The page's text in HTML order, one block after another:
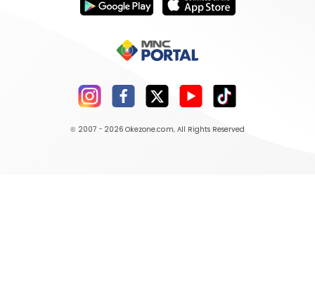
© 2007 - 2026 Okezone.com, All Rights Reserved